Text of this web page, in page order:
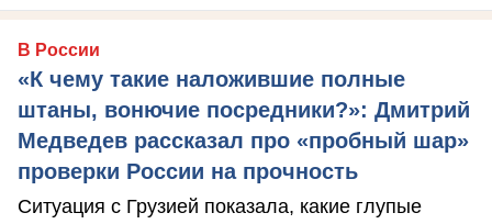
В России
«К чему такие наложившие полные
штаны, вонючие посредники?»: Дмитрий
Медведев рассказал про «пробный шар»
проверки России на прочность
Ситуация с Грузией показала, какие глупые